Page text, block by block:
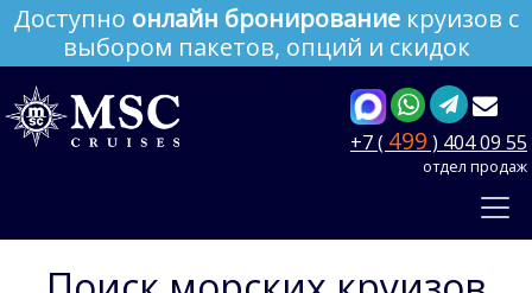
Доступно онлайн бронирование круизов с
выбором пакетов, опций и скидок
+7 ( 499 ) 404 09 55
отдел продаж